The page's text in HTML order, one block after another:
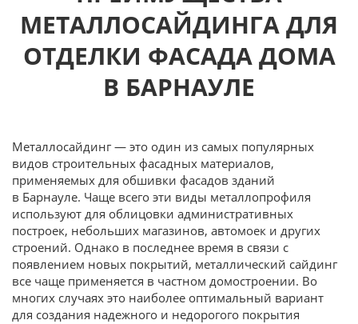
МЕТАЛЛОСАЙДИНГА ДЛЯ
ОТДЕЛКИ ФАСАДА ДОМА
В БАРНАУЛЕ
Металлосайдинг — это один из самых популярных
видов строительных фасадных материалов,
применяемых для обшивки фасадов зданий
в Барнауле. Чаще всего эти виды металлопрофиля
используют для облицовки административных
построек, небольших магазинов, автомоек и других
строений. Однако в последнее время в связи с
появлением новых покрытий, металлический сайдинг
все чаще применяется в частном домостроении. Во
многих случаях это наиболее оптимальный вариант
для создания надежного и недорогого покрытия